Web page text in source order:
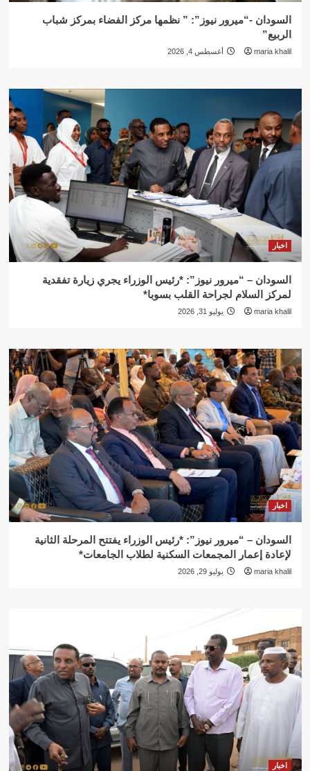
السودان -“ميرور نيوز”: ” نظمها مركز الفضاء بمركز شباب
الربيع”
maria khalil أغسطس 4, 2026
اخبار
السودان – “ميرور نيوز”: *رئيس الوزراء يجري زيارة تفقدية
لمركز السلام لجراحة القلب بسوبا*
maria khalil يوليو 31, 2026
اخبار
السودان – “ميرور نيوز”: *رئيس الوزراء يفتتح المرحلة الثانية
لإعادة إعمار المجمعات السكنية لطلاب الجامعات*
maria khalil يوليو 29, 2026
اخبار